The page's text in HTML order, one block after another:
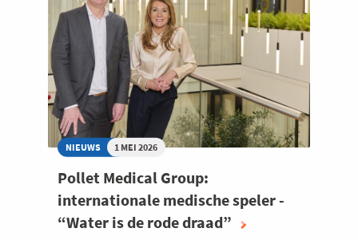
NIEUWS 1 MEI 2026
Pollet Medical Group:
internationale medische speler -
“Water is de rode draad”